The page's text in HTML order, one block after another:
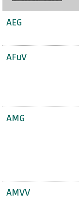
AEG
AFuV
AMG
AMVV